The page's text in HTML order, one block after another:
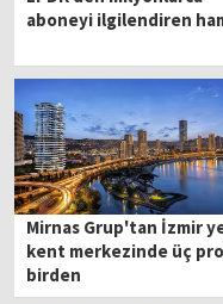
aboneyi ilgilendiren
Mirnas Grup'tan İzmir
kent merkezinde üç
birden